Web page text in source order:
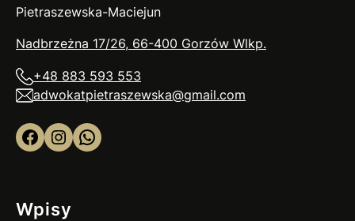
Pietraszewska-Maciejun
Nadbrzeżna 17/26, 66-400 Gorzów Wlkp.
+48 883 593 553
adwokatpietraszewska@gmail.com
Facebook Instagram WhatsApp
Wpisy